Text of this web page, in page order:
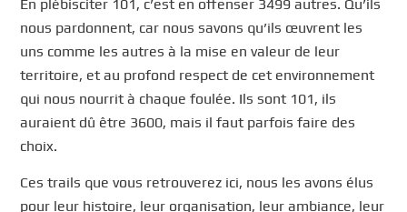
En plébisciter 101, c’est en offenser 3499 autres. Qu’ils
nous pardonnent, car nous savons qu’ils œuvrent les
uns comme les autres à la mise en valeur de leur
territoire, et au profond respect de cet environnement
qui nous nourrit à chaque foulée. Ils sont 101, ils
auraient dû être 3600, mais il faut parfois faire des
choix.
Ces trails que vous retrouverez ici, nous les avons élus
pour leur histoire, leur organisation, leur ambiance, leur